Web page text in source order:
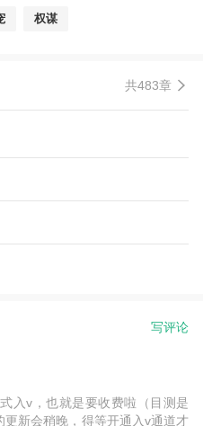
权谋
共483章
写评论
入v，也就是要收费啦（目测是